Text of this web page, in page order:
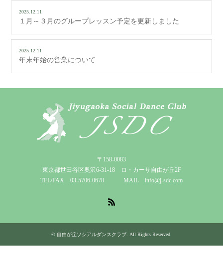
2025.12.11
１月～３月のグループレッスン予定を更新しました
2025.12.11
年末年始の営業について
〒158-0083
東京都世田谷区奥沢6-31-18 ロ・カーサ自由が丘2F
TEL/FAX 03-5706-0678 MAIL info@j-sdc.com
© 自由が丘ソシアルダンスクラブ . All Rights Reserved.